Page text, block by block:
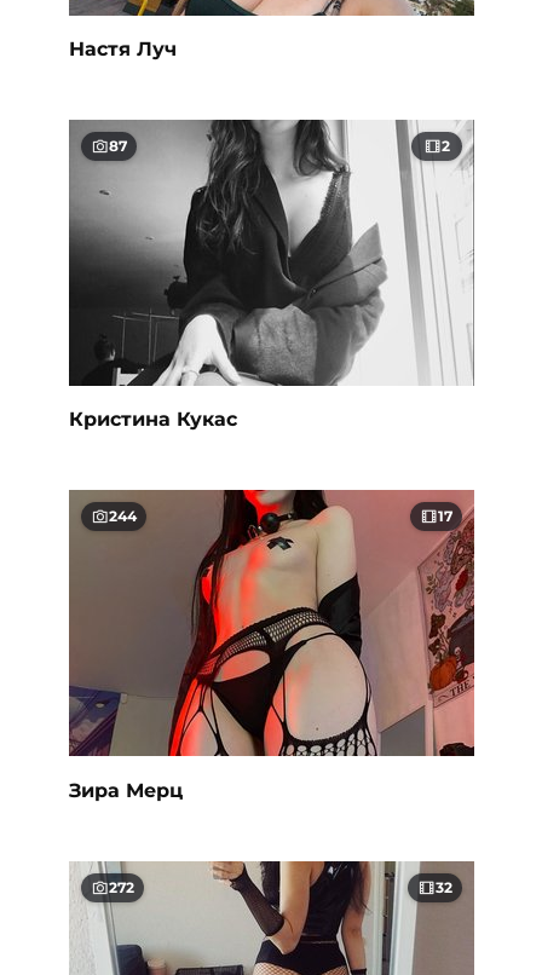
Настя Луч
87 2
Кристина Кукас
244 17
Зира Мерц
272 32